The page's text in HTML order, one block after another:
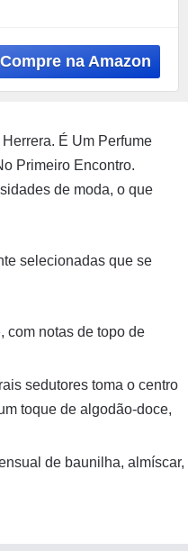
É Um Perfume
Primeiro Encontro.
de moda, o que
selecionadas que se
com notas de topo de
sedutores toma o centro
toque de algodão-doce,
de baunilha, almíscar,